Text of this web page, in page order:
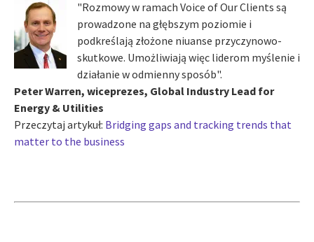
"Rozmowy w ramach Voice of Our Clients są
prowadzone na głębszym poziomie i
podkreślają złożone niuanse przyczynowo-
skutkowe. Umożliwiają więc liderom myślenie i
działanie w odmienny sposób".
Peter Warren, wiceprezes, Global Industry Lead for
Energy & Utilities
Przeczytaj artykuł: Bridging gaps and tracking trends that
matter to the business